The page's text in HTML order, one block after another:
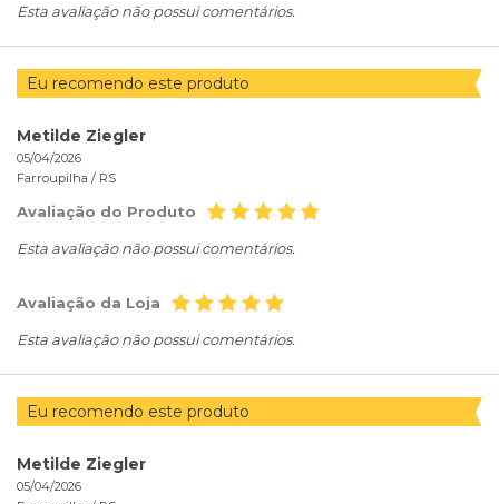
Esta avaliação não possui comentários.
Eu recomendo este produto
Metilde Ziegler
05/04/2026
Farroupilha / RS
Avaliação do Produto
Esta avaliação não possui comentários.
Avaliação da Loja
Esta avaliação não possui comentários.
Eu recomendo este produto
Metilde Ziegler
05/04/2026